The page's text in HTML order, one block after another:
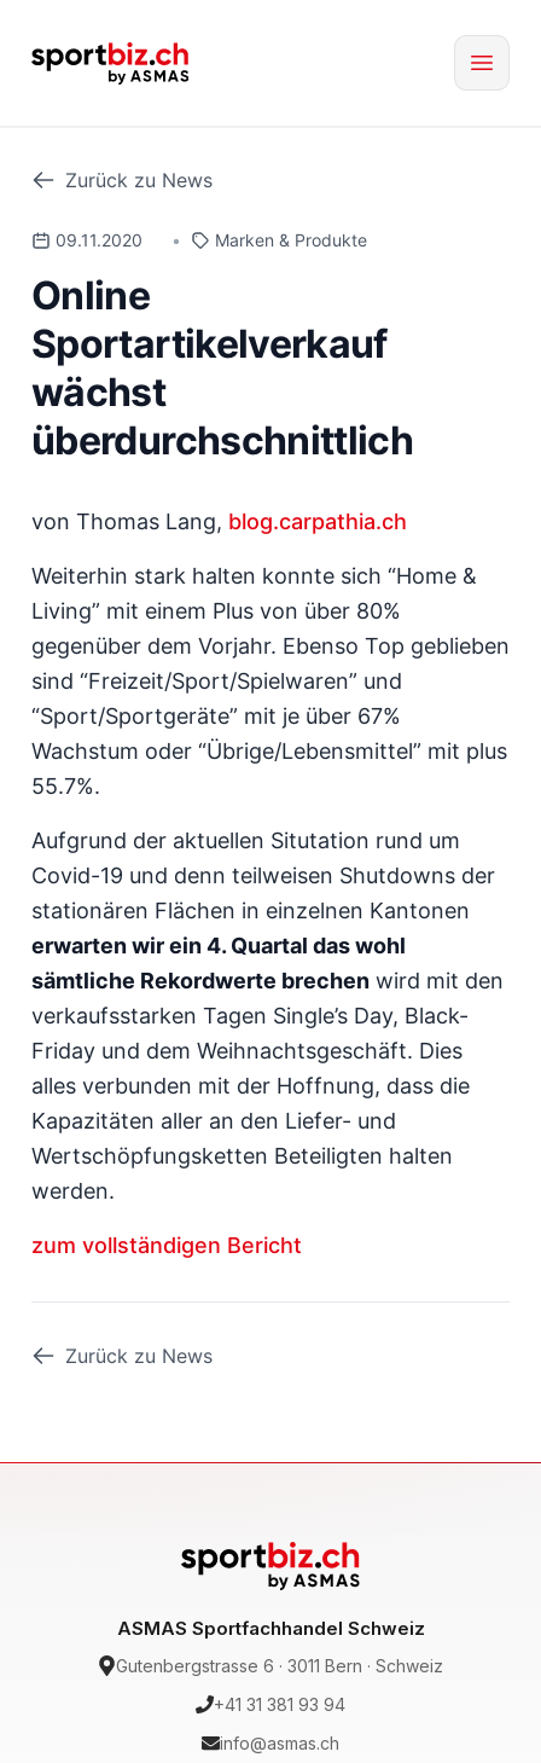
Zurück zu News
09.11.2020 • Marken & Produkte
Online
Sportartikelverkauf
wächst
überdurchschnittlich
von Thomas Lang, blog.carpathia.ch
Weiterhin stark halten konnte sich “Home &
Living” mit einem Plus von über 80%
gegenüber dem Vorjahr. Ebenso Top geblieben
sind “Freizeit/Sport/Spielwaren” und
“Sport/Sportgeräte” mit je über 67%
Wachstum oder “Übrige/Lebensmittel” mit plus
55.7%.
Aufgrund der aktuellen Situtation rund um
Covid-19 und denn teilweisen Shutdowns der
stationären Flächen in einzelnen Kantonen
erwarten wir ein 4. Quartal das wohl
sämtliche Rekordwerte brechen wird mit den
verkaufsstarken Tagen Single’s Day, Black-
Friday und dem Weihnachtsgeschäft. Dies
alles verbunden mit der Hoffnung, dass die
Kapazitäten aller an den Liefer- und
Wertschöpfungsketten Beteiligten halten
werden.
zum vollständigen Bericht
Zurück zu News
ASMAS Sportfachhandel Schweiz
Gutenbergstrasse 6 · 3011 Bern · Schweiz
+41 31 381 93 94
info@asmas.ch